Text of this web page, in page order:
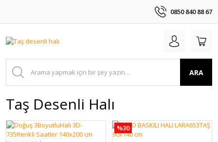
0850 840 88 67
ARA
Taş Desenli Halı
%30